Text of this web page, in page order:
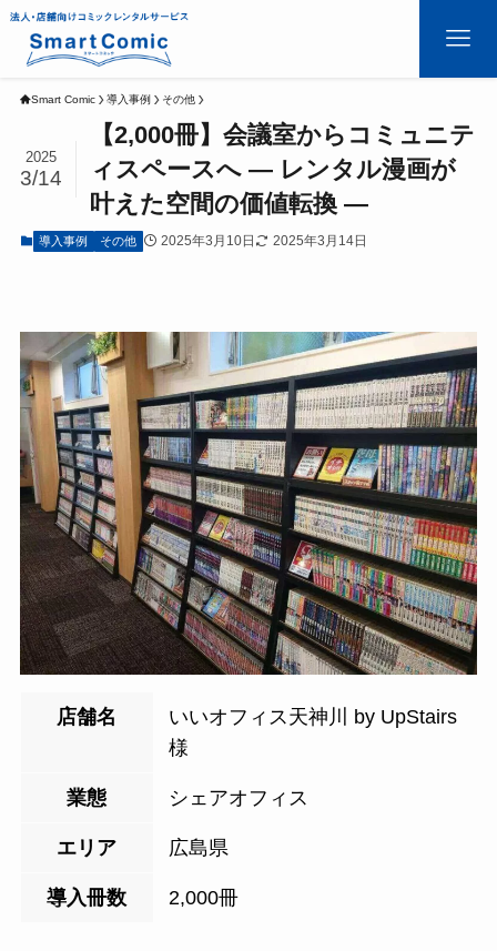
Smart Comic 導入事例 その他
【2,000冊】会議室からコミュニテ
ィスペースへ ― レンタル漫画が
叶えた空間の価値転換 ―
2025
3/14
導入事例 その他 2025年3月10日 2025年3月14日
店舗名
いいオフィス天神川 by UpStairs
様
業態 シェアオフィス
エリア 広島県
導入冊数 2,000冊